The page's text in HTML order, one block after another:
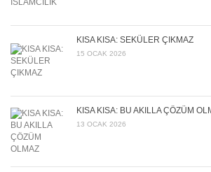
KISA KISA: SEKÜLER ÇIKMAZ
15 OCAK 2026
KISA KISA: BU AKILLA ÇÖZÜM
13 OCAK 2026